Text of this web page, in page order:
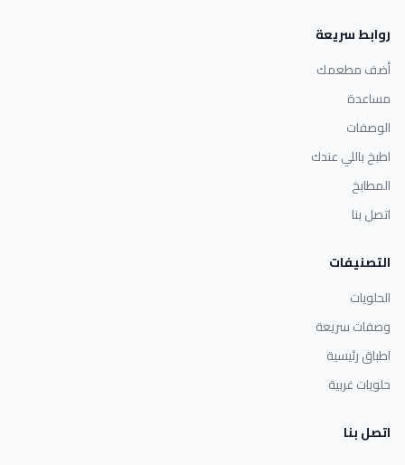
روابط سريعة
أضف مطعمك
مساعدة
الوصفات
اطبخ باللي عندك
المطابخ
اتصل بنا
التصنيفات
الحلويات
وصفات سريعة
اطباق رئيسية
حلويات غربية
اتصل بنا